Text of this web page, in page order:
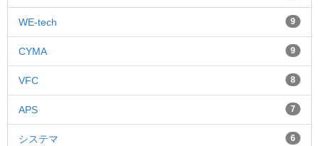
WE-tech 9
CYMA 9
VFC 8
APS 7
システマ 6